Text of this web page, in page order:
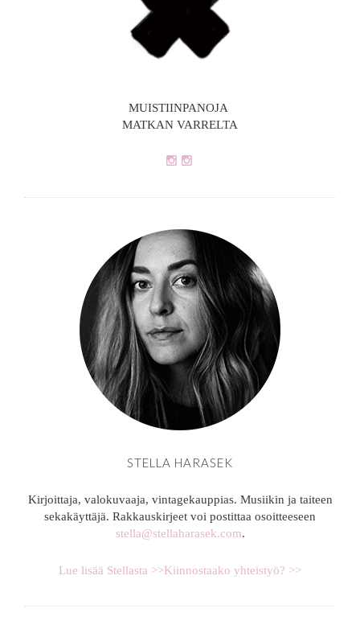
MUISTIINPANOJA
MATKAN VARRELTA
STELLA HARASEK
Kirjoittaja, valokuvaaja, vintagekauppias. Musiikin ja taiteen
sekakäyttäjä. Rakkauskirjeet voi postittaa osoitteeseen
stella@stellaharasek.com.
Lue lisää Stellasta >>Kiinnostaako yhteistyö? >>